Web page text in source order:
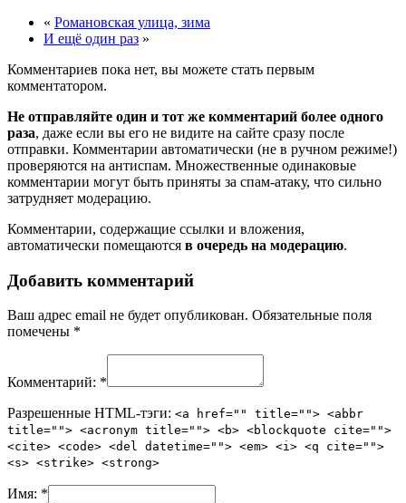
« Романовская улица, зима
И ещё один раз »
Комментариев пока нет, вы можете стать первым
комментатором.
Не отправляйте один и тот же комментарий более одного
раза, даже если вы его не видите на сайте сразу после
отправки. Комментарии автоматически (не в ручном режиме!)
проверяются на антиспам. Множественные одинаковые
комментарии могут быть приняты за спам-атаку, что сильно
затрудняет модерацию.
Комментарии, содержащие ссылки и вложения,
автоматически помещаются в очередь на модерацию.
Добавить комментарий
Ваш адрес email не будет опубликован. Обязательные поля
помечены *
Комментарий: *
Разрешенные HTML-тэги: <a href="" title=""> <abbr
title=""> <acronym title=""> <b> <blockquote cite="">
<cite> <code> <del datetime=""> <em> <i> <q cite="">
<s> <strike> <strong>
Имя: *